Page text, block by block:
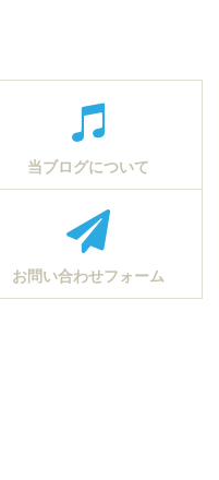
当ブログについて
お問い合わせフォーム